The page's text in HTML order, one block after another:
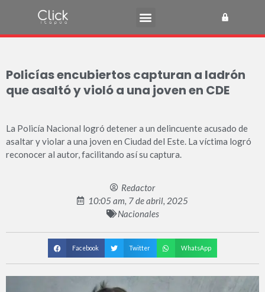
Policías encubiertos capturan a ladrón
que asaltó y violó a una joven en CDE
La Policía Nacional logró detener a un delincuente acusado de
asaltar y violar a una joven en Ciudad del Este. La víctima logró
reconocer al autor, facilitando así su captura.
Redactor
10:05 am, 7 de abril, 2025
Nacionales
Facebook Twitter WhatsApp